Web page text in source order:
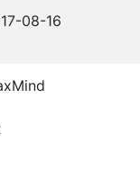
08-16